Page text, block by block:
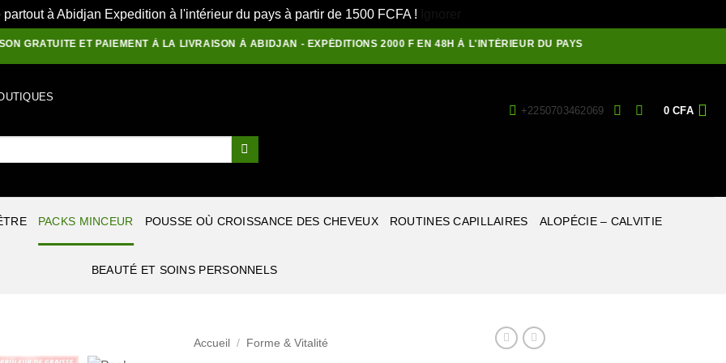
partout à Abidjan Expedition à l'intérieur du pays à partir de 1500 FCFA !
ET PAIEMENT À LA LIVRAISON À ABIDJAN - EXPÉDITIONS 2000 F EN 48H À L'INTÉRIEUR DU PAYS
+2250703462069 0CFA
PACKS MINCEUR POUSSE OÙ CROISSANCE DES CHEVEUX ROUTINES CAPILLAIRES ALOPÉCIE – CALVITIE
BEAUTÉ ET SOINS PERSONNELS
Accueil / Forme & Vitalité